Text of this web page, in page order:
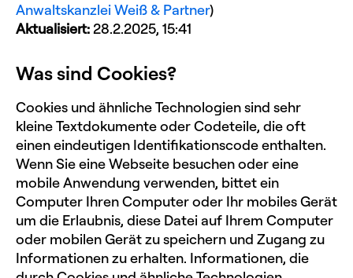
Anwaltskanzlei Weiß & Partner)
Aktualisiert:28.2.2025, 15:41
Was sind Cookies?
Cookies und ähnliche Technologien sind sehr
kleine Textdokumente oder Codeteile, die oft
einen eindeutigen Identifikationscode enthalten.
Wenn Sie eine Webseite besuchen oder eine
mobile Anwendung verwenden, bittet ein
Computer Ihren Computer oder Ihr mobiles Gerät
um die Erlaubnis, diese Datei auf Ihrem Computer
oder mobilen Gerät zu speichern und Zugang zu
Informationen zu erhalten. Informationen, die